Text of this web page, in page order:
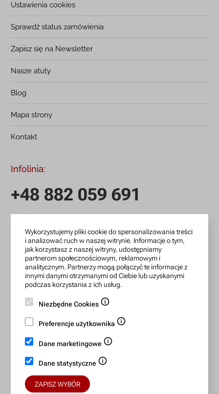
Ustawienia cookies
Sprawdź status zamówienia
Zapisz się na Newsletter
Nasze atuty
Blog
Mapa strony
Kontakt
Infolinia:
+48 882 059 691
zamowienia@lanotti.com
Pisząc w sprawie swojego zamówienia podaj w tytule
wiadomości numer, który otrzymałeś w potwierdzeniu.
Konto bankowe:
BIC/SWIFT: BREXPLPWMBK
Bezpieczne płatności:
Wykorzystujemy pliki cookie do spersonalizowania treści
i analizować ruch w naszej witrynie. Informacje o tym,
jak korzystasz z naszej witryny, udostępniamy
partnerom społecznościowym, reklamowym i
analitycznym. Partnerzy mogą połączyć te informacje z
innymi danymi otrzymanymi od Ciebie lub uzyskanymi
podczas korzystania z ich usług.
Niezbędne Cookies
Preferencje użytkownika
Dane marketingowe
Dane statystyczne
ZAPISZ WYBÓR